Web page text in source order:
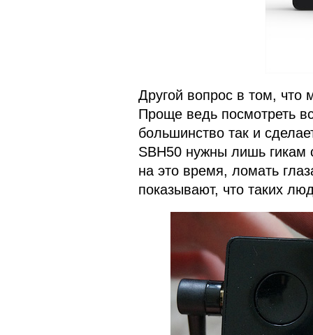
Другой вопрос в том, что
Проще ведь посмотреть
большинство так и
SBH50 нужны лишь гикам
на это время, ломать
показывают, что таких